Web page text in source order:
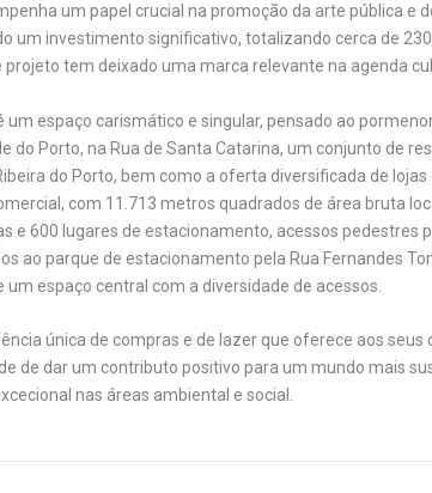
um papel crucial na promoção da arte pública e
um investimento significativo, totalizando cerca de
projeto tem deixado uma marca relevante na agenda
um espaço carismático e singular, pensado ao
do Porto, na Rua de Santa Catarina, um conjunto de
do Porto, bem como a oferta diversificada de
com 11.713 metros quadrados de área bruta
e 600 lugares de estacionamento, acessos pedestres
ao parque de estacionamento pela Rua Fernandes
um espaço central com a diversidade de acessos.
única de compras e de lazer que oferece aos
de dar um contributo positivo para um mundo mais
nas áreas ambiental e social.